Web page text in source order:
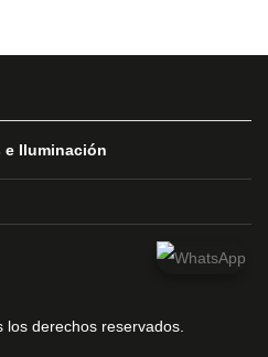
e Iluminación
los derechos reservados.